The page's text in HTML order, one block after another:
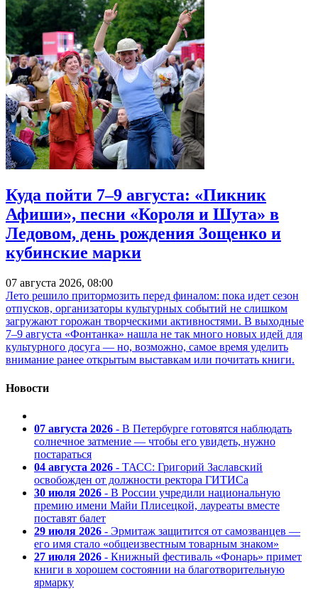
Куда пойти 7–9 августа: «Пикник
Афиши», песни «Короля и Шута» в
Ледовом, день рождения Зощенко и
кубинские марки
07 августа 2026, 08:00
Лето решило притормозить перед финалом: пока идет сезон
отпусков, организаторы культурных событий не слишком
загружают горожан творческими активностями. В выходные
7–9 августа «Фонтанка» нашла не так много новых идей для
культурного досуга — но, возможно, самое время уделить
внимание ранее открытым выставкам или почитать книги.
Новости
07 августа 2026 - В Петербурге готовятся наблюдать
солнечное затмение — чтобы его увидеть, нужно
постараться
04 августа 2026 - ТАСС: Григорий Заславский
освобожден от должности ректора ГИТИСа
30 июля 2026 - В России учредили национальную
премию имени Майи Плисецкой, лауреаты вместе
поставят балет
29 июля 2026 - Эрмитаж защитится от самозванцев —
его имя стало «общеизвестным товарным знаком»
27 июля 2026 - Книжный фестиваль «Фонарь» примет
книги в хорошем состоянии на благотворительную
ярмарку